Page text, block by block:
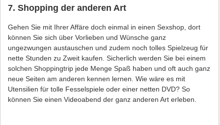
7. Shopping der anderen Art
Gehen Sie mit Ihrer Affäre doch einmal in einen Sexshop, dort
können Sie sich über Vorlieben und Wünsche ganz
ungezwungen austauschen und zudem noch tolles Spielzeug für
nette Stunden zu Zweit kaufen. Sicherlich werden Sie bei einem
solchen Shoppingtrip jede Menge Spaß haben und oft auch ganz
neue Seiten am anderen kennen lernen. Wie wäre es mit
Utensilien für tolle Fesselspiele oder einer netten DVD? So
können Sie einen Videoabend der ganz anderen Art erleben.